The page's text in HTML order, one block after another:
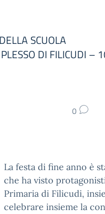
SCUOLA
DI FILICUDI –
0
La festa di fine anno è
che ha visto
Primaria di Filicudi,
celebrare insieme la